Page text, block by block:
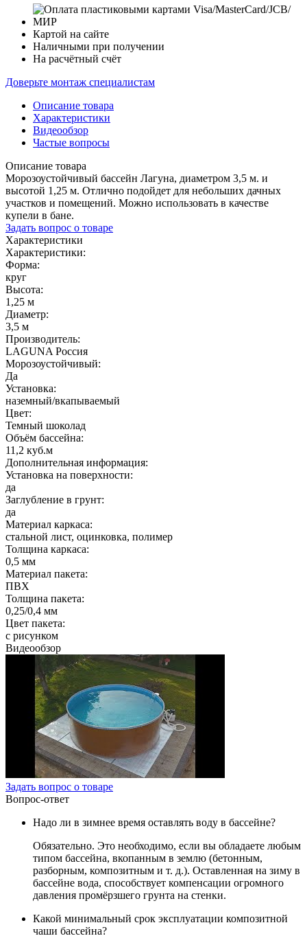
Картой на сайте
Наличными при получении
На расчётный счёт
Доверьте монтаж специалистам
Описание товара
Характеристики
Видеообзор
Частые вопросы
Описание товара
Морозоустойчивый бассейн Лагуна, диаметром 3,5 м. и
высотой 1,25 м. Отлично подойдет для небольших дачных
участков и помещений. Можно использовать в качестве
купели в бане.
Задать вопрос о товаре
Характеристики
Характеристики:
Форма:
круг
Высота:
1,25 м
Диаметр:
3,5 м
Производитель:
LAGUNA Россия
Морозоустойчивый:
Да
Установка:
наземный/вкапываемый
Цвет:
Темный шоколад
Объём бассейна:
11,2 куб.м
Дополнительная информация:
Установка на поверхности:
да
Заглубление в грунт:
да
Материал каркаса:
стальной лист, оцинковка, полимер
Толщина каркаса:
0,5 мм
Материал пакета:
ПВХ
Толщина пакета:
0,25/0,4 мм
Цвет пакета:
с рисунком
Видеообзор
Задать вопрос о товаре
Вопрос-ответ
Надо ли в зимнее время оставлять воду в бассейне?
Обязательно. Это необходимо, если вы обладаете любым
типом бассейна, вкопанным в землю (бетонным,
разборным, композитным и т. д.). Оставленная на зиму в
бассейне вода, способствует компенсации огромного
давления промёрзшего грунта на стенки.
Какой минимальный срок эксплуатации композитной
чаши бассейна?